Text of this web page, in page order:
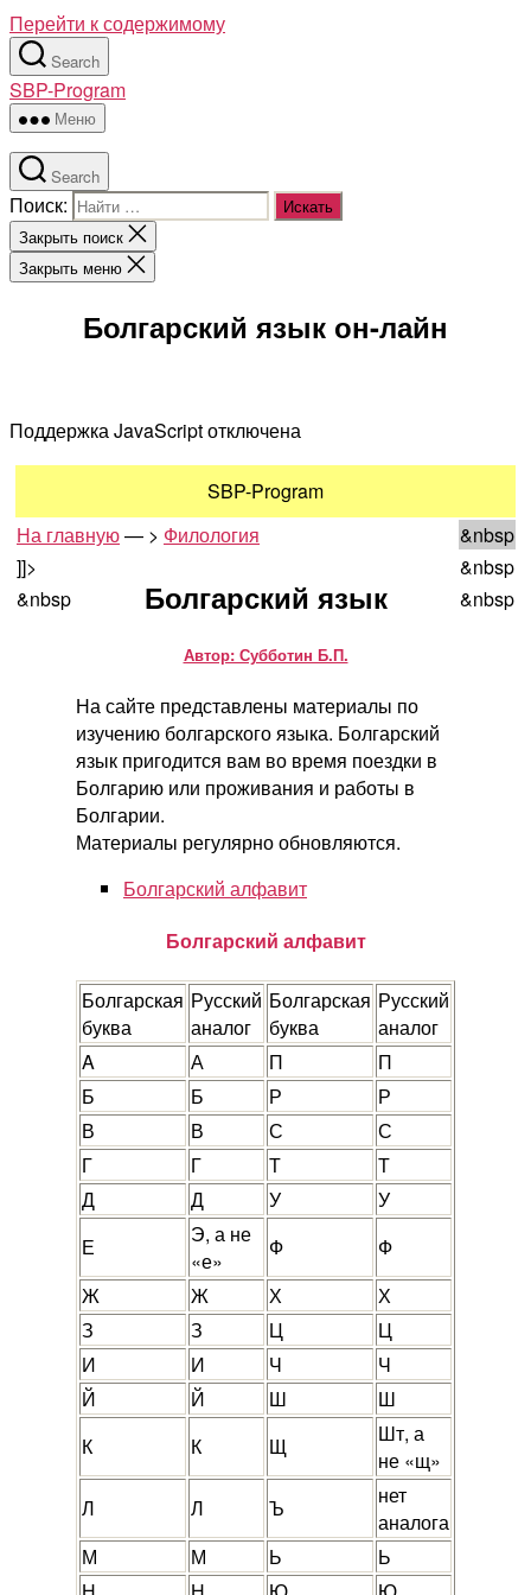
Перейти к содержимому
Search
SBP-Program
Меню
Search
Поиск:
Закрыть поиск
Закрыть меню
Болгарский язык он-лайн
Поддержка JavaScript отключена
SBP-Program
На главную— > Филология
&nbsp
]]>
Болгарский язык
Автор: Субботин Б.П.
На сайте представлены материалы по
изучению болгарского языка. Болгарский
язык пригодится вам во время поездки в
Болгарию или проживания и работы в
Болгарии.
Материалы регулярно обновляются.
Болгарский алфавит
Болгарский алфавит
Болгарская
буква
Русский
аналог
Болгарская
буква
Русский
аналог
A
А П
П
Б
Б Р
Р
В
В С
С
Г
Г Т
Т
Д
Д У
У
Е
Э, а не
«е»
Ф
Ф
Ж
Ж Х
Х
З
З Ц
Ц
И
И Ч
Ч
Й
Й Ш
Ш
К
К Щ
Шт, а
не «щ»
Л
Л Ъ
нет
аналога
М
М Ь
Ь
&nbsp
&nbsp
&nbsp